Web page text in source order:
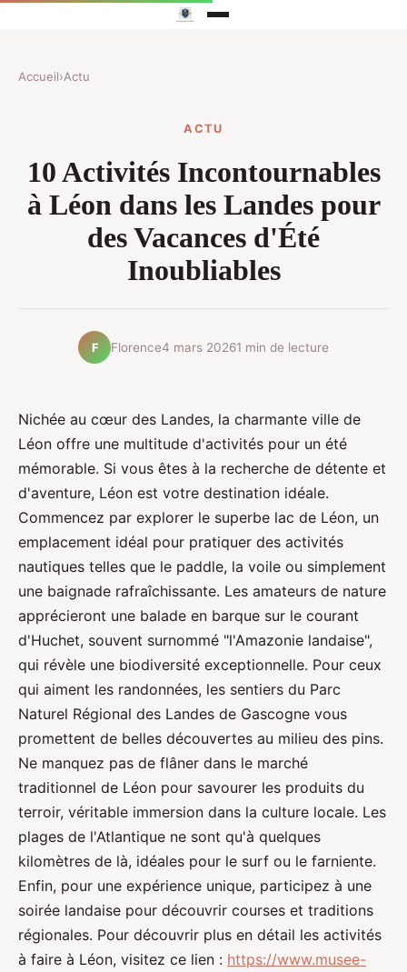
Accueil›Actu
ACTU
10 Activités Incontournables
à Léon dans les Landes pour
des Vacances d'Été
Inoubliables
F Florence4 mars 20261 min de lecture
Nichée au cœur des Landes, la charmante ville de
Léon offre une multitude d'activités pour un été
mémorable. Si vous êtes à la recherche de détente et
d'aventure, Léon est votre destination idéale.
Commencez par explorer le superbe lac de Léon, un
emplacement idéal pour pratiquer des activités
nautiques telles que le paddle, la voile ou simplement
une baignade rafraîchissante. Les amateurs de nature
apprécieront une balade en barque sur le courant
d'Huchet, souvent surnommé "l'Amazonie landaise",
qui révèle une biodiversité exceptionnelle. Pour ceux
qui aiment les randonnées, les sentiers du Parc
Naturel Régional des Landes de Gascogne vous
promettent de belles découvertes au milieu des pins.
Ne manquez pas de flâner dans le marché
traditionnel de Léon pour savourer les produits du
terroir, véritable immersion dans la culture locale. Les
plages de l'Atlantique ne sont qu'à quelques
kilomètres de là, idéales pour le surf ou le farniente.
Enfin, pour une expérience unique, participez à une
soirée landaise pour découvrir courses et traditions
régionales. Pour découvrir plus en détail les activités
à faire à Léon, visitez ce lien : https://www.musee-